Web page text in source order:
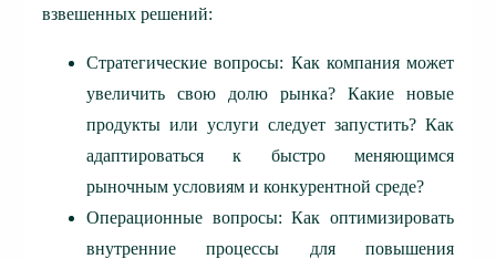
взвешенных решений:
Стратегические вопросы: Как компания может
увеличить свою долю рынка? Какие новые
продукты или услуги следует запустить? Как
адаптироваться к быстро меняющимся
рыночным условиям и конкурентной среде?
Операционные вопросы: Как оптимизировать
внутренние процессы для повышения